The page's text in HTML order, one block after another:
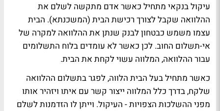
עיקול בנקאי מתחיל כאשר אדם מתקשה לשלם את
ההלוואה שקבל לצורך רכישת הבית (המשכנתא). הבית
עצמו משמש כבטחון לבנק שנתן את ההלוואה למקרה של
אי-תשלום החוב. לכן כאשר לא עומדים בלוח התשלומים
עבור ההלוואה, המלווה עשוי לקחת את הבית.
כאשר מתחיל בעל הבית הלווה, לפגר בתשלום ההלוואה
שלקח, בדרך כלל המלווה ייצור קשר עם איתו ויזהיר אותו
מפני ההשלכות הצפויות - העיקול. וייתן לו הזדמנות לשלם